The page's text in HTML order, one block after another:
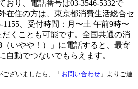
おり、電話番号は03-3546-5332で
在住の方は、東京都消費生活総合セ
1155、受付時間：月〜土 午前9時〜
くことも可能です。全国共通の消
（いやや！）」に電話すると、最寄
自動でつないでもらえます。
ざいましたら、「 お問い合わせ 」よりご連